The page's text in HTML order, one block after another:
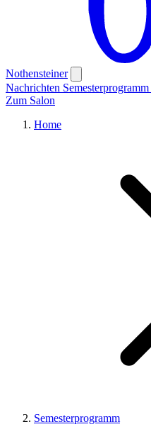
Nothensteiner
Nachrichten Semesterprogramm
Zum Salon
Home
Semesterprogramm